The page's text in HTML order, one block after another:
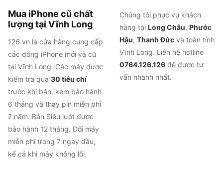
Mua iPhone cũ chất
lượng tại Vĩnh Long
126.vn là cửa hàng cung cấp
các dòng iPhone mới và cũ
tại Vĩnh Long. Các máy được
kiểm tra qua 30 tiêu chí
trước khi bán, kèm bảo hành
6 tháng và thay pin miễn phí
2 năm. Bản Siêu lướt được
bảo hành 12 tháng. Đổi máy
miễn phí trong 7 ngày đầu,
kể cả khi máy không lỗi.
Chúng tôi phục vụ khách
hàng tại Long Châu, Phước
Hậu, Thanh Đức và toàn tỉnh
Vĩnh Long. Liên hệ hotline
0764.126.126 để được tư
vấn nhanh nhất.